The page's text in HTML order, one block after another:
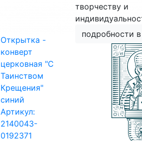
Открытка -
конверт
церковная "С
Таинством
Крещения"
синий
Артикул:
2140043-
0192371
творчеству и
подробности в